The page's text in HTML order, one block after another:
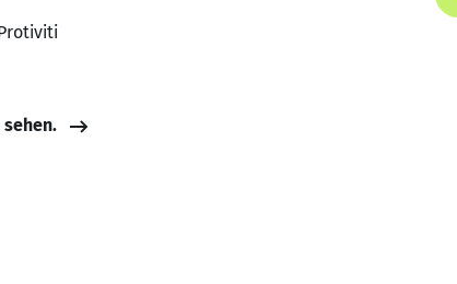
sehen.